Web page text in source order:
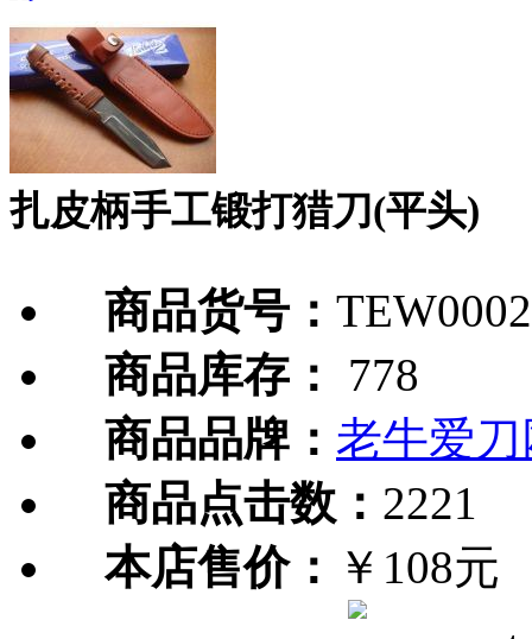
扎皮柄手工锻打猎刀(平头)
商品货号：
商品库存：
778
商品品牌： 老牛爱刀
商品点击数： 2221
本店售价： ￥108元